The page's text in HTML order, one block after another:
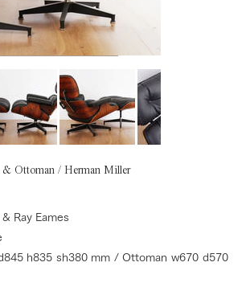
& Ottoman / Herman Miller
Ray Eames
h835 sh380 mm / Ottoman w670 d570